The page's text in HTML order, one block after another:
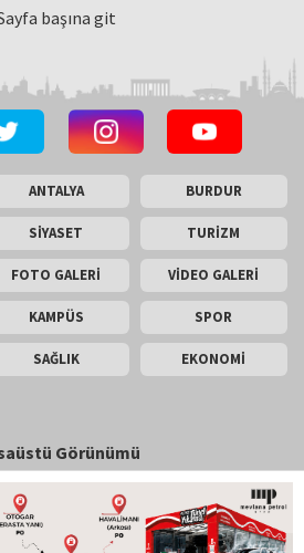
başına git
ANTALYA BURDUR
SİYASET TURİZM
FOTO GALERİ VİDEO GALERİ
KAMPÜS SPOR
SAĞLIK EKONOMİ
Görünümü
İletişim
© 2026 Gün Haber